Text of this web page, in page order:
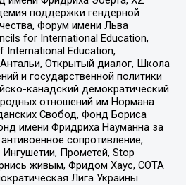
поддержки гендерной
Форум имени Льва
for International Education,
International Education,
Открытый диалог, Школа
и государственной политики
канадский демократический
отношений им Нормана
Свобод, Фонд Бориса
имени Фридриха Науманна за
сопротивление,
Прометей, Stop
живым, Фридом Хаус, СОТА
Лига Украины